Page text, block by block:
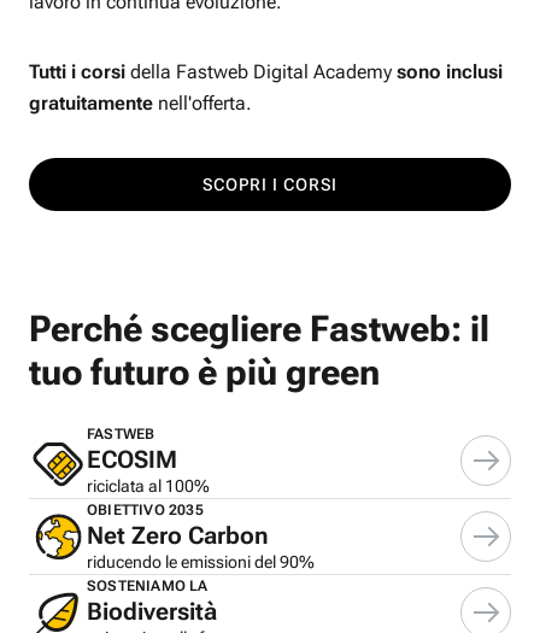
Tutti i corsi della Fastweb Digital Academy sono inclusi
gratuitamente nell'offerta.
SCOPRI I CORSI
Perché scegliere Fastweb: il
tuo futuro è più green
FASTWEB
ECOSIM
riciclata al 100%
OBIETTIVO 2035
Net Zero Carbon
riducendo le emissioni del 90%
SOSTENIAMO LA
Biodiversità